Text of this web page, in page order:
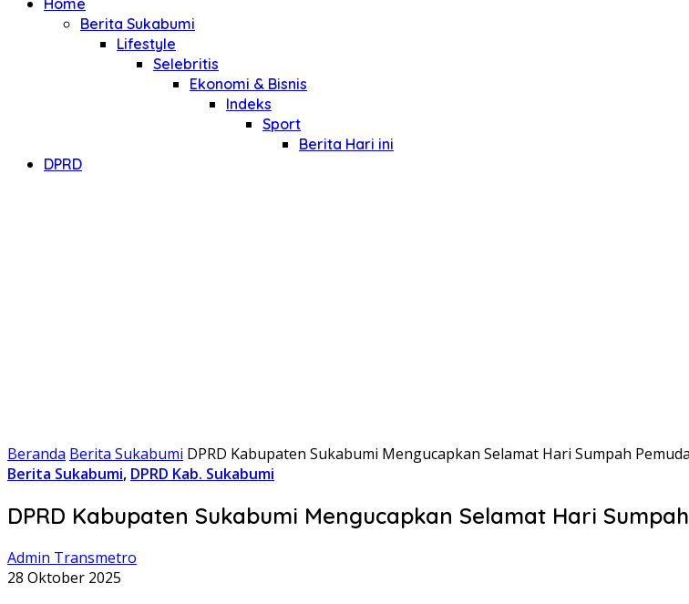
Home
Berita Sukabumi
Lifestyle
Selebritis
Ekonomi & Bisnis
Indeks
Sport
Berita Hari ini
DPRD
Beranda Berita Sukabumi DPRD Kabupaten Sukabumi Mengucapkan Selamat Hari Sumpah
Berita Sukabumi, DPRD Kab. Sukabumi
DPRD Kabupaten Sukabumi Mengucapkan Selamat Hari
Admin Transmetro
28 Oktober 2025